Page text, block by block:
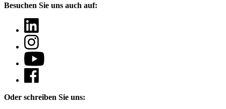
Besuchen Sie uns auch auf:
Oder schreiben Sie uns: